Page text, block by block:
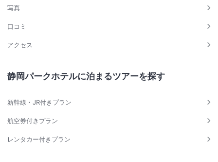
写真
口コミ
アクセス
静岡パークホテルに泊まるツアーを探す
新幹線・JR付きプラン
航空券付きプラン
レンタカー付きプラン